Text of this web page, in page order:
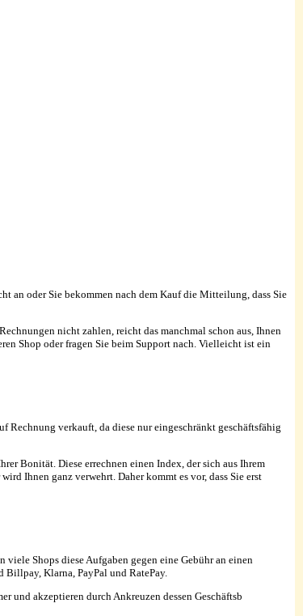
an oder Sie bekommen nach dem Kauf die Mitteilung, dass Sie
nicht zahlen, reicht das manchmal schon aus, Ihnen
Shop oder fragen Sie beim Support nach. Vielleicht ist ein
Rechnung verkauft, da diese nur eingeschränkt geschäftsfähig
Bonität. Diese errechnen einen Index, der sich aus Ihrem
Ihnen ganz verwehrt. Daher kommt es vor, dass Sie erst
Shops diese Aufgaben gegen eine Gebühr an einen
Klarna, PayPal und RatePay.
und akzeptieren durch Ankreuzen dessen Geschäftsb